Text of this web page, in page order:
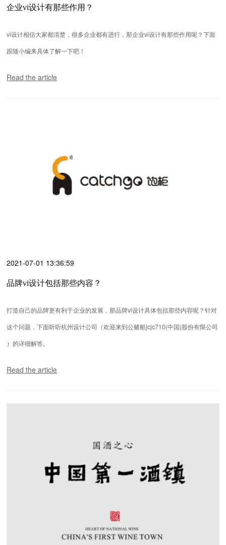
企业vi设计有那些作用？
vi设计相信大家都清楚，很多企业都有进行，那企业vi设计有那些作用呢？下面
跟随小编来具体了解一下吧！
Read the article
2021-07-01 13:36:59
品牌vi设计包括那些内容？
打造自己的品牌更有利于企业的发展，那品牌vi设计具体包括那些内容呢？针对
这个问题，下面听听杭州设计公司（欢迎来到公赌船jcjc710(中国)股份有限公司
）的详细解答。
Read the article